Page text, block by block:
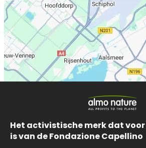
Het activistische merk dat voor
is van de Fondazione Capellino